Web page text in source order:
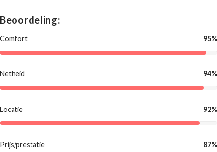
Beoordeling:
Comfort 95%
Netheid 94%
Locatie 92%
Prijs/prestatie 87%